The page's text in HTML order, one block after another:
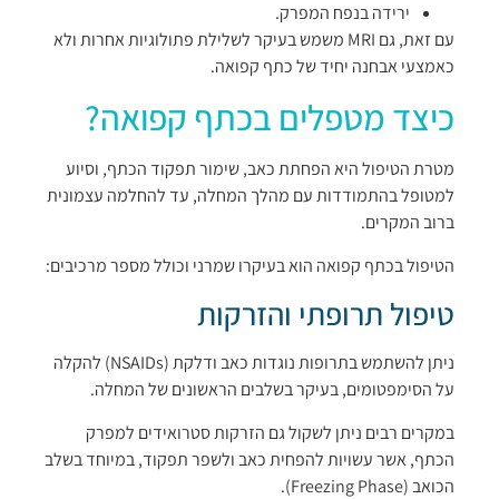
ירידה בנפח המפרק.
עם זאת, גם MRI משמש בעיקר לשלילת פתולוגיות אחרות ולא
כאמצעי אבחנה יחיד של כתף קפואה.
כיצד מטפלים בכתף קפואה?
מטרת הטיפול היא הפחתת כאב, שימור תפקוד הכתף, וסיוע
למטופל בהתמודדות עם מהלך המחלה, עד להחלמה עצמונית
ברוב המקרים.
הטיפול בכתף קפואה הוא בעיקרו שמרני וכולל מספר מרכיבים:
טיפול תרופתי והזרקות
ניתן להשתמש בתרופות נוגדות כאב ודלקת (NSAIDs) להקלה
על הסימפטומים, בעיקר בשלבים הראשונים של המחלה.
במקרים רבים ניתן לשקול גם הזרקות סטרואידים למפרק
הכתף, אשר עשויות להפחית כאב ולשפר תפקוד, במיוחד בשלב
הכואב (Freezing Phase).